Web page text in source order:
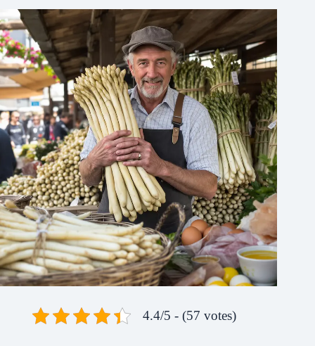
4.4/5 - (57 votes)